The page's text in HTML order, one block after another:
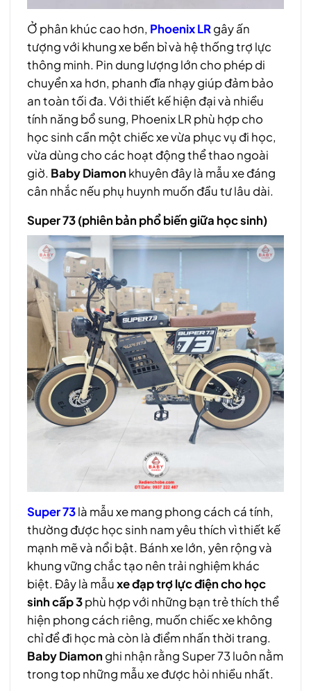
Ở phân khúc cao hơn, Phoenix LRgây ấn
tượng với khung xe bền bỉ và hệ thống trợ lực
thông minh. Pin dung lượng lớn cho phép di
chuyển xa hơn, phanh đĩa nhạy giúp đảm bảo
an toàn tối đa. Với thiết kế hiện đại và nhiều
tính năng bổ sung, Phoenix LR phù hợp cho
học sinh cần một chiếc xe vừa phục vụ đi học,
vừa dùng cho các hoạt động thể thao ngoài
giờ. Baby Diamonkhuyên đây là mẫu xe đáng
cân nhắc nếu phụ huynh muốn đầu tư lâu dài.
Super 73 (phiên bản phổ biến giữa học sinh)
Super 73là mẫu xe mang phong cách cá tính,
thường được học sinh nam yêu thích vì thiết kế
mạnh mẽ và nổi bật. Bánh xe lớn, yên rộng và
khung vững chắc tạo nên trải nghiệm khác
biệt. Đây là mẫuxe đạp trợ lực điện cho học
sinh cấp 3phù hợp với những bạn trẻ thích thể
hiện phong cách riêng, muốn chiếc xe không
chỉ để đi học mà còn là điểm nhấn thời trang.
Baby Diamonghi nhận rằng Super 73 luôn nằm
trong top những mẫu xe được hỏi nhiều nhất.